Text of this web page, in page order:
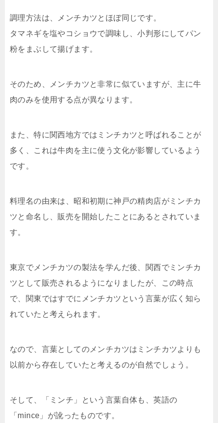
調理方法は、メンチカツとほぼ同じです。
タマネギを塩やコショウで調味し、小判形にしてパン
粉をまぶして揚げます。
そのため、メンチカツと非常に似ていますが、主に牛
肉のみを使用する点が異なります。
また、特に関西地方ではミンチカツと呼ばれることが
多く、これは牛肉を主に使う文化が影響しているよう
です。
料理名の由来は、昭和初期に神戸の精肉店がミンチカ
ツと命名し、販売を開始したことにあるとされていま
す。
東京でメンチカツの製法を学んだ後、関西でミンチカ
ツとして販売されるようになりましたが、この時点
で、関東ではすでにメンチカツという言葉が広く知ら
れていたと考えられます。
なので、言葉としてのメンチカツはミンチカツよりも
以前から存在していたと考えるのが自然でしょう。
そして、「ミンチ」という言葉自体も、英語の
「mince」が訛ったものです。